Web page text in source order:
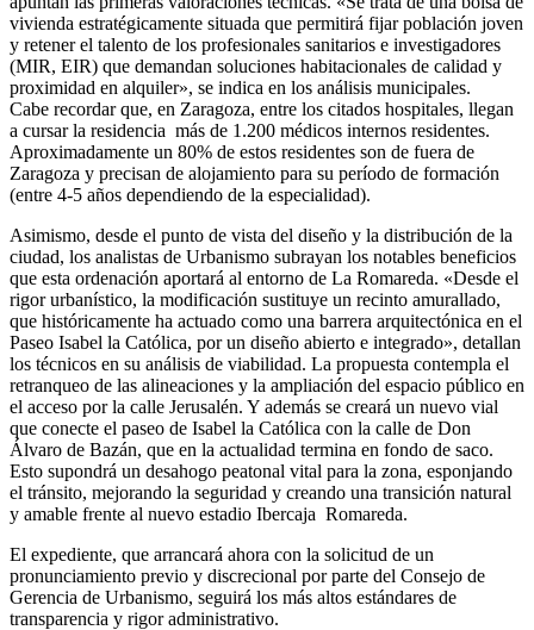
vivienda estratégicamente situada que permitirá fijar población joven
y retener el talento de los profesionales sanitarios e investigadores
(MIR, EIR) que demandan soluciones habitacionales de calidad y
proximidad en alquiler», se indica en los análisis municipales.
Cabe recordar que, en Zaragoza, entre los citados hospitales, llegan
a cursar la residencia más de 1.200 médicos internos residentes.
Aproximadamente un 80% de estos residentes son de fuera de
Zaragoza y precisan de alojamiento para su período de formación
(entre 4-5 años dependiendo de la especialidad).
Asimismo, desde el punto de vista del diseño y la distribución de la
ciudad, los analistas de Urbanismo subrayan los notables beneficios
que esta ordenación aportará al entorno de La Romareda. «Desde el
rigor urbanístico, la modificación sustituye un recinto amurallado,
que históricamente ha actuado como una barrera arquitectónica en el
Paseo Isabel la Católica, por un diseño abierto e integrado», detallan
los técnicos en su análisis de viabilidad. La propuesta contempla el
retranqueo de las alineaciones y la ampliación del espacio público en
el acceso por la calle Jerusalén. Y además se creará un nuevo vial
que conecte el paseo de Isabel la Católica con la calle de Don
Álvaro de Bazán, que en la actualidad termina en fondo de saco.
Esto supondrá un desahogo peatonal vital para la zona, esponjando
el tránsito, mejorando la seguridad y creando una transición natural
y amable frente al nuevo estadio Ibercaja Romareda.
El expediente, que arrancará ahora con la solicitud de un
pronunciamiento previo y discrecional por parte del Consejo de
Gerencia de Urbanismo, seguirá los más altos estándares de
transparencia y rigor administrativo.